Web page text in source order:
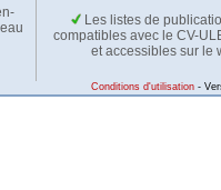
Les listes de
compatibles avec le CV-
et accessibles sur le
Conditions d'utilisation -